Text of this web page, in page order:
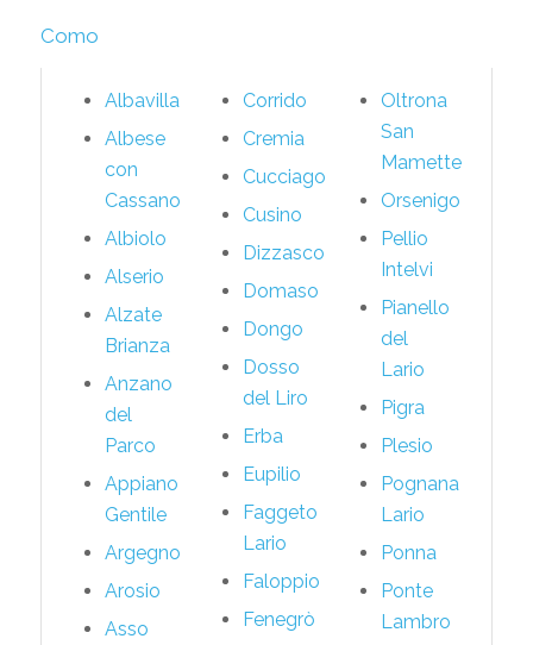
Como
Albavilla
Albese
con
Cassano
Albiolo
Alserio
Alzate
Brianza
Anzano
del
Parco
Appiano
Gentile
Argegno
Arosio
Asso
Corrido
Cremia
Cucciago
Cusino
Dizzasco
Domaso
Dongo
Dosso
del Liro
Erba
Eupilio
Faggeto
Lario
Faloppio
Fenegrò
Oltrona
San
Mamette
Orsenigo
Pellio
Intelvi
Pianello
del
Lario
Pigra
Plesio
Pognana
Lario
Ponna
Ponte
Lambro